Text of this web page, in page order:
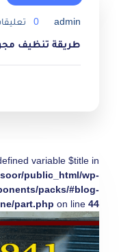
admin
0
طريقة تنظيف مجرى
variable $title in
public_html/wp-
packs/#blog-
part.php on line 44